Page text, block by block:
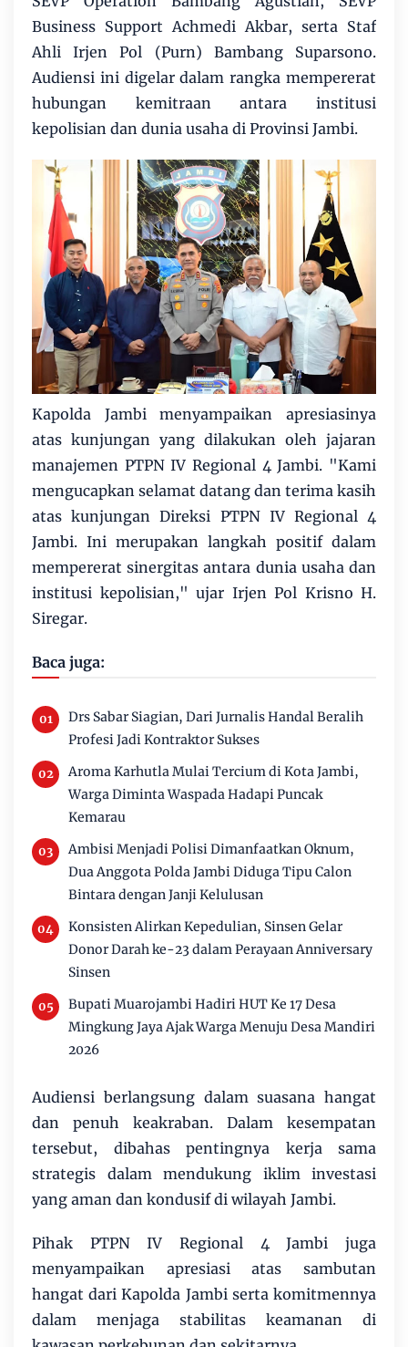
Business Support Achmedi Akbar, serta Staf
Ahli Irjen Pol (Purn) Bambang Suparsono.
Audiensi ini digelar dalam rangka mempererat
hubungan kemitraan antara institusi
kepolisian dan dunia usaha di Provinsi Jambi.
Kapolda Jambi menyampaikan apresiasinya
atas kunjungan yang dilakukan oleh jajaran
manajemen PTPN IV Regional 4 Jambi. "Kami
mengucapkan selamat datang dan terima kasih
atas kunjungan Direksi PTPN IV Regional 4
Jambi. Ini merupakan langkah positif dalam
mempererat sinergitas antara dunia usaha dan
institusi kepolisian," ujar Irjen Pol Krisno H.
Siregar.
Baca juga:
Drs Sabar Siagian, Dari Jurnalis Handal Beralih
Profesi Jadi Kontraktor Sukses
Aroma Karhutla Mulai Tercium di Kota Jambi,
Warga Diminta Waspada Hadapi Puncak
Kemarau
Ambisi Menjadi Polisi Dimanfaatkan Oknum,
Dua Anggota Polda Jambi Diduga Tipu Calon
Bintara dengan Janji Kelulusan
Konsisten Alirkan Kepedulian, Sinsen Gelar
Donor Darah ke-23 dalam Perayaan Anniversary
Sinsen
Bupati Muarojambi Hadiri HUT Ke 17 Desa
Mingkung Jaya Ajak Warga Menuju Desa Mandiri
2026
Audiensi berlangsung dalam suasana hangat
dan penuh keakraban. Dalam kesempatan
tersebut, dibahas pentingnya kerja sama
strategis dalam mendukung iklim investasi
yang aman dan kondusif di wilayah Jambi.
Pihak PTPN IV Regional 4 Jambi juga
menyampaikan apresiasi atas sambutan
hangat dari Kapolda Jambi serta komitmennya
dalam menjaga stabilitas keamanan di